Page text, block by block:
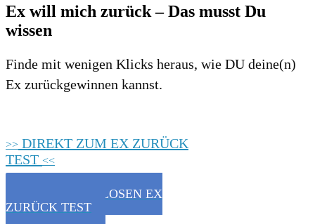
Ex will mich zurück – Das musst Du
wissen
Finde mit wenigen Klicks heraus, wie DU deine(n)
Ex zurückgewinnen kannst.
>> DIREKT ZUM EX ZURÜCK
TEST <<
ZUM KOSTENLOSEN EX
ZURÜCK TEST